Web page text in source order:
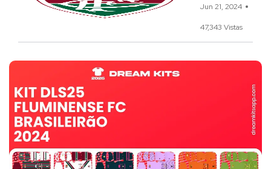
Jun 21, 2024
47,343 Vistas